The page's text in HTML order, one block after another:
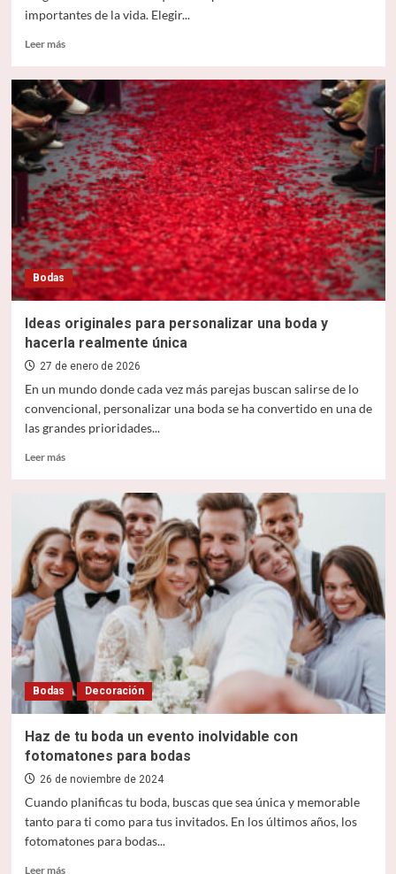
importantes de la vida. Elegir...
Leer másLeer
Joyas
para
boda:
guía
completa
para
elegir
anillos,
pendientes
y
collares
Bodas
Ideas originales para personalizar una boda y
hacerla realmente única
27 de enero de 2026
En un mundo donde cada vez más parejas buscan salirse de lo
convencional, personalizar una boda se ha convertido en una de
las grandes prioridades...
Leer másLeer
Ideas
originales
para
personalizar
una
boda
y
hacerla
realmente
única
Bodas Decoración
Haz de tu boda un evento inolvidable con
fotomatones para bodas
26 de noviembre de 2024
Cuando planificas tu boda, buscas que sea única y memorable
tanto para ti como para tus invitados. En los últimos años, los
fotomatones para bodas...
Leer másLeer